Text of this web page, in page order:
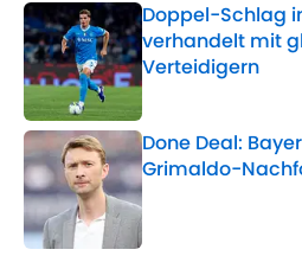
Doppel-Schlag
verhandelt mit
Verteidigern
Published by on
Done Deal:
Grimaldo-
Published by on